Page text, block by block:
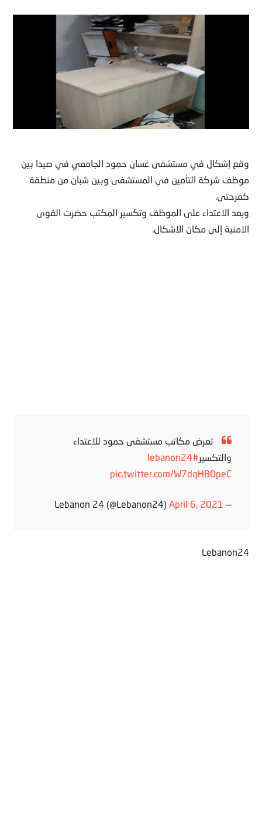
وقع إشكال في مستشفى غسان حمود الجامعي في صيدا بين
موظف شركة التأمين في المستشفى وبين شبان من منطقة
كفرحتى.
وبعد الاعتداء على الموظف وتكسير المكتب حضرت القوى
الامنية إلى مكان الاشكال.
تعرض مكاتب مستشفى حمود للاعتداء
والتكسير#lebanon24
pic.twitter.com/W7dqHB0peC
— Lebanon 24 (@Lebanon24)
April 6, 2021
Lebanon24